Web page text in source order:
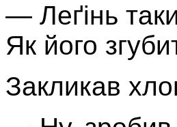
— Леґінь
Як його
Закликав